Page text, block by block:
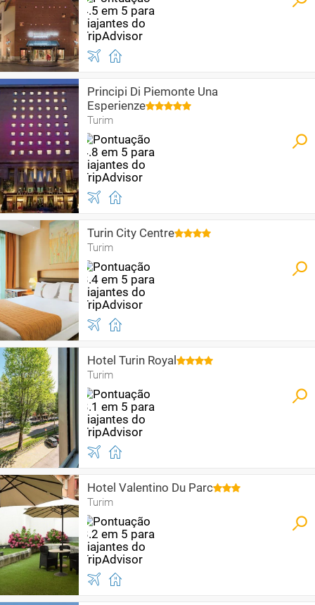
Principi Di Piemonte Una
Esperienze
Turim
Turin City Centre
Turim
Hotel Turin Royal
Turim
Hotel Valentino Du Parc
Turim